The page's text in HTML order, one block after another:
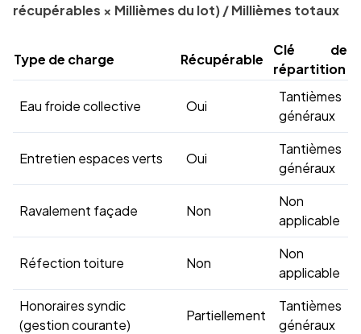
récupérables × Millièmes du lot) / Millièmes totaux
Type de charge Récupérable
Clé de
répartition
Eau froide collective Oui
Tantièmes
généraux
Entretien espaces verts Oui
Tantièmes
généraux
Ravalement façade Non
Non
applicable
Réfection toiture Non
Non
applicable
Honoraires syndic
(gestion courante)
Partiellement
Tantièmes
généraux